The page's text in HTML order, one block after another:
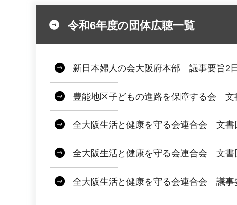
令和6年度の団体広聴一覧
新日本婦人の会大阪府本部 議事要旨2
豊能地区子どもの進路を保障する会 文
全大阪生活と健康を守る会連合会 文書
全大阪生活と健康を守る会連合会 文書
全大阪生活と健康を守る会連合会 議事